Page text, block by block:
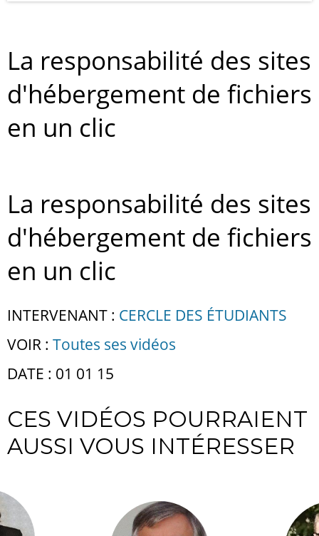
La responsabilité des sites
d'hébergement de fichiers
en un clic
La responsabilité des sites
d'hébergement de fichiers
en un clic
INTERVENANT : CERCLE DES ÉTUDIANTS
VOIR : Toutes ses vidéos
DATE : 01 01 15
CES VIDÉOS POURRAIENT
AUSSI VOUS INTÉRESSER